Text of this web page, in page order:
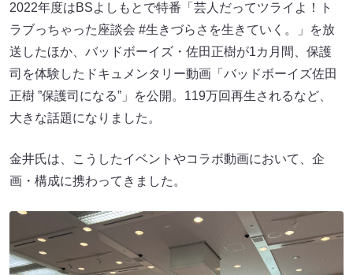
2022年度はBSよしもとで特番「芸人だってツライよ！ト
ラブっちゃった座談会 #生きづらさを生きていく。」を放
送したほか、バッドボーイズ・佐田正樹が1カ月間、保護
司を体験したドキュメンタリー動画「バッドボーイズ佐田
正樹 ”保護司になる”」を公開。119万回再生されるなど、
大きな話題になりました。
金井氏は、こうしたイベントやコラボ動画において、企
画・構成に携わってきました。